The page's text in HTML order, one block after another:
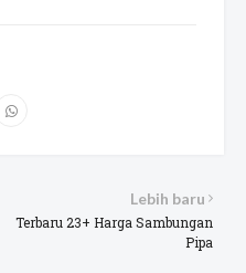
Lebih baru
Terbaru 23+ Harga Sambungan
Pipa